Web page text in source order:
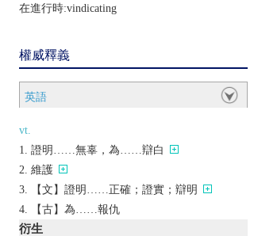
在進行時:vindicating
權威釋義
英語
vt.
證明……無辜，為……辯白
維護
【文】證明……正確；證實；辯明
【古】為……報仇
衍生